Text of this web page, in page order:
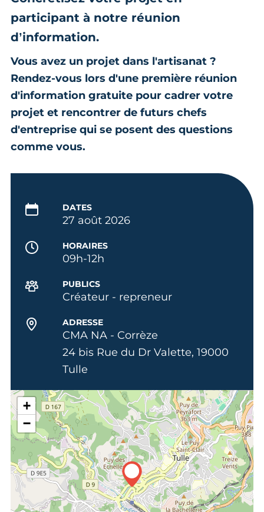
participant à notre réunion
d’information.
Vous avez un projet dans l'artisanat ?
Rendez-vous lors d'une première réunion
d'information gratuite pour cadrer votre
projet et rencontrer de futurs chefs
d'entreprise qui se posent des questions
comme vous.
DATES
27 août 2026
HORAIRES
09h-12h
PUBLICS
Créateur - repreneur
ADRESSE
CMA NA - Corrèze
24 bis Rue du Dr Valette, 19000
Tulle
+
−